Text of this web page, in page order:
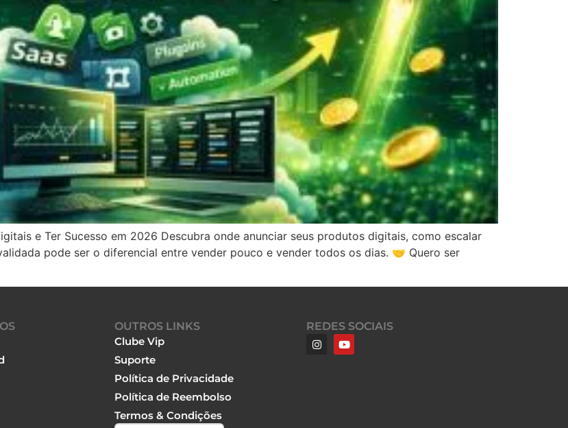
e Ter Sucesso em 2026 Descubra onde anunciar seus produtos digitais, como escalar
pode ser o diferencial entre vender pouco e vender todos os dias. 🤝 Quero ser
OUTROS LINKS
Clube Vip
Suporte
Política de Privacidade
Política de Reembolso
Termos & Condições
REDES SOCIAIS